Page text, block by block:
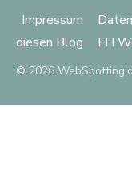
Impressum
diesen Blog
FH
© 2026